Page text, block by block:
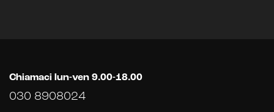
Chiamaci lun-ven 9.00-18.00
030 8908024